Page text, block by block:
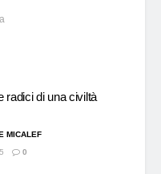
radici di una civiltà
MICALEF
0